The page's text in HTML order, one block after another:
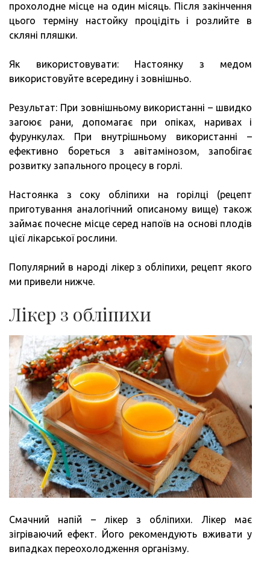
прохолодне місце на один місяць. Після закінчення
цього терміну настойку процідіть і розлийте в
скляні пляшки.
Як використовувати: Настоянку з медом
використовуйте всередину і зовнішньо.
Результат: При зовнішньому використанні – швидко
загоює рани, допомагає при опіках, наривах і
фурункулах. При внутрішньому використанні –
ефективно бореться з авітамінозом, запобігає
розвитку запального процесу в горлі.
Настоянка з соку обліпихи на горілці (рецепт
приготування аналогічний описаному вище) також
займає почесне місце серед напоїв на основі плодів
цієї лікарської рослини.
Популярний в народі лікер з обліпихи, рецепт якого
ми привели нижче.
Лікер з обліпихи
Смачний напій – лікер з обліпихи. Лікер має
зігріваючий ефект. Його рекомендують вживати у
випадках переохолодження організму.